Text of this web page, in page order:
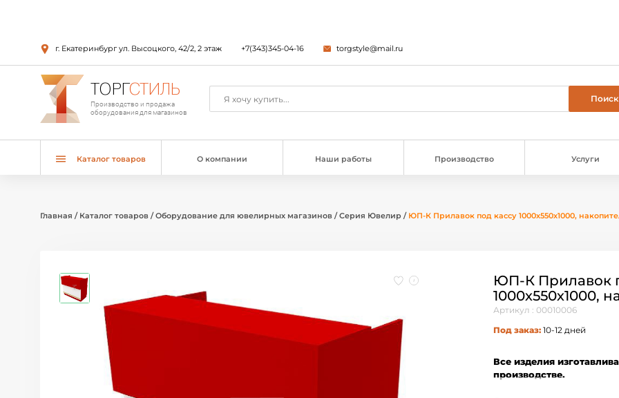
г. Екатеринбург ул. Высоцкого, 42/2, 2 этаж +7(343)345-04-16 torgstyle@mail.ru
ТОРГСТИЛЬ
Производство и продажа
оборудования для магазинов
Каталог товаров О компании Наши работы Производство Услуги
Главная / Каталог товаров /Оборудование для ювелирных магазинов /Серия Ювелир / ЮП-К Прилавок под кассу 1000х550х1000,
ЮП-К Прилавок
1000х550х1000,
Артикул : 00010006
Под заказ: 10-12 дней
Все изделия
производстве.